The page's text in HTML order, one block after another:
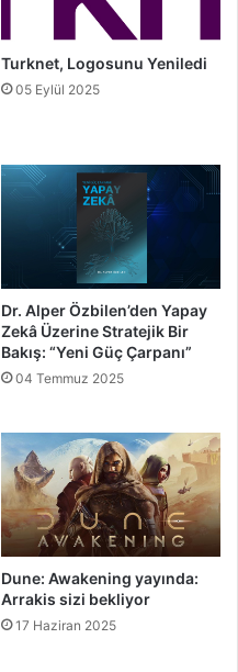
Turknet, Logosunu Yeniledi
05 Eylül 2025
Dr. Alper Özbilen’den Yapay
Zekâ Üzerine Stratejik Bir
Bakış: “Yeni Güç Çarpanı”
04 Temmuz 2025
Dune: Awakening yayında:
Arrakis sizi bekliyor
17 Haziran 2025